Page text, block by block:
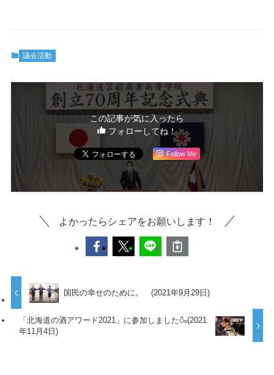
議会活動
この記事が気に入ったら
フォローしてね！
Follow Me
よかったらシェアをお願いします！
国民の幸せのために。 (2021年9月29日)
「北海道の酒アワード2021」に参加しました🍶(2021
年11月4日)